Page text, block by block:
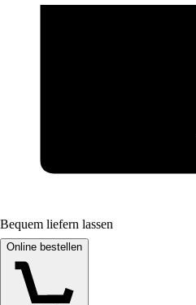
Bequem liefern lassen
Online bestellen